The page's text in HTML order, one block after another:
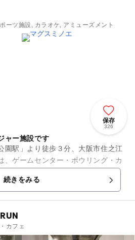
ーツ施設, カラオケ, アミューズメント
保存
326
ャー施設です
園駅」より徒歩３分、大阪市住之江
、ゲームセンター・ボウリング・カ
ツ・ピンポン・バッティング・フッ
ツ...
続きをみる
カフェ